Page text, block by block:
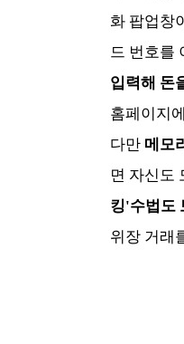
화 팝업창
드 번호를
입력해 돈
홈페이지
다만 메모
면 자신도
킹'수법도
위장 거래